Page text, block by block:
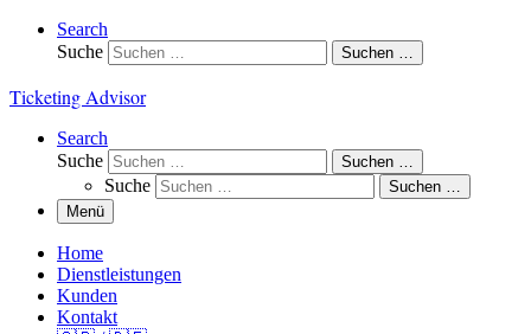
Search
Suche
Suchen …
Ticketing Advisor
Search
Suche
Suchen …
Suche
Suchen …
Menü
Home
Dienstleistungen
Kunden
Kontakt